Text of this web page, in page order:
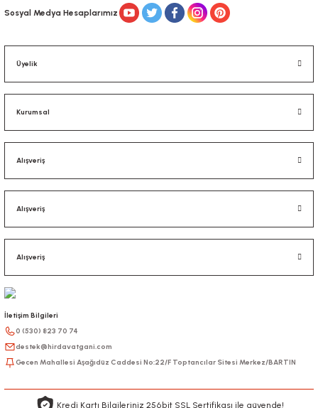
Sosyal Medya Hesaplarımız
Üyelik
Kurumsal
Alışveriş
Alışveriş
Alışveriş
İletişim Bilgileri
0 (530) 823 70 74
destek@hirdavatgani.com
Gecen Mahallesi Aşağıdüz Caddesi No:22/F Toptancılar Sitesi Merkez/BARTIN
Kredi Kartı Bilgileriniz 256bit SSL Sertifikası ile güvende!